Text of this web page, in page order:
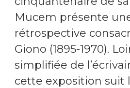
Mucem présente
rétrospective
Giono (1895-1970).
simplifiée de
cette exposition suit